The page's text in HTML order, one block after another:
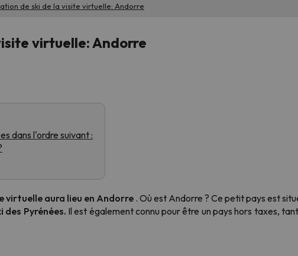
à votre recherche. Essayez de modifier la destination.
retrouvé sa boussole, il reviendra.
de ski de la visite virtuelle: Andorre
virtuelle: Andorre
dans l'ordre suivant :
virtuelle aura lieu en Andorre . Où est Andorre ? Ce petit pays est
des Pyrénées. Il est également connu pour être un pays hors taxes,